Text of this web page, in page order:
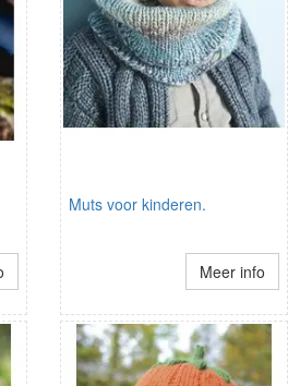
Muts voor kinderen.
Meer info